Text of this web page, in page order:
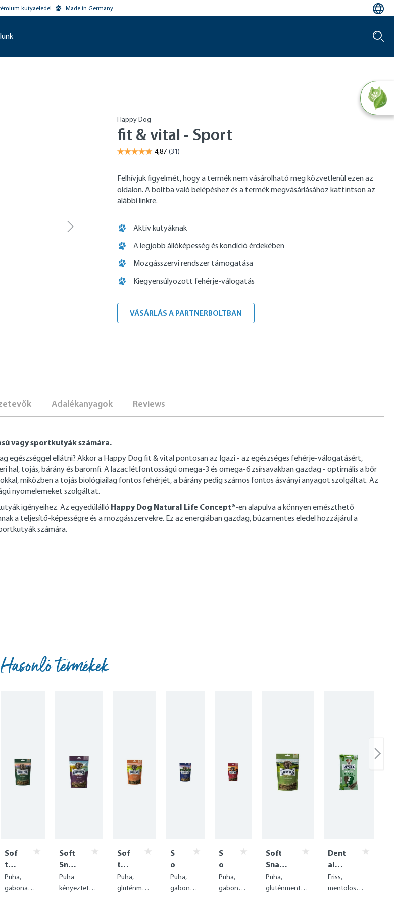
kutyaeledel Made in Germany
Happy Dog
fit & vital - Sport
Felhívjuk figyelmét, hogy a termék nem vásárolható meg közvetlenül ezen az
oldalon. A boltba való belépéshez és a termék megvásárlásához kattintson az
alábbi linkre.
Aktív kutyáknak
A legjobb állóképesség és kondíció érdekében
Mozgásszervi rendszer támogatása
Kiegyensúlyozott fehérje-válogatás
VÁSÁRLÁS A PARTNERBOLTBAN
Adalékanyagok Reviews
vagy sportkutyák számára.
ellátni? Akkor a Happy Dog fit & vital pontosan az Igazi - az egészséges fehérje-válogatásért,
tojás, bárány és baromfi. A lazac létfontosságú omega-3 és omega-6 zsírsavakban gazdag - optimális a bőr
miközben a tojás biológiailag fontos fehérjét, a bárány pedig számos fontos ásványi anyagot szolgáltat. Az
nyomelemeket szolgáltat.
igényeihez. Az egyedülálló Happy Dog Natural Life Concept®-en alapulva a könnyen emészthető
a teljesítő-képességre és a mozgásszervekre. Ez az energiában gazdag, búzamentes eledel hozzájárul a
számára.
Hasonló termékek
Sof
t
Sna
ck
Puha,
gaboname
Soft
Snac
k
Irela
Puha
kényeztető
Sof
t
Sn
ac
Puha,
gluténment
S
o
ft
S
Puha,
gabonam
S
o
ft
S
Puha,
gabonam
Soft
Snac
k
Neus
Puha,
gluténmentes
Dent
al
Snac
ks -
Friss,
mentolos